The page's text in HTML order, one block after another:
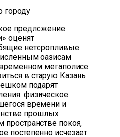
предложение
оценят
неторопливые
оазисам
мегаполисе.
в старую Казань
подарят
физическое
времени и
прошлых
пространстве покоя,
постепенно исчезает